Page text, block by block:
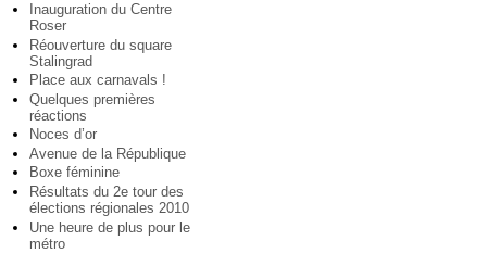
Inauguration du Centre
Roser
Réouverture du square
Stalingrad
Place aux carnavals !
Quelques premières
réactions
Noces d’or
Avenue de la République
Boxe féminine
Résultats du 2e tour des
élections régionales 2010
Une heure de plus pour le
métro